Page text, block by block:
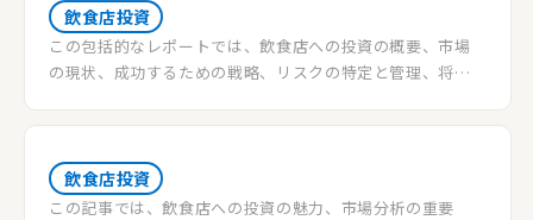
飲食店投資
この包括的なレポートでは、飲食店への投資の概要、市場
の現状、成功するための戦略、リスクの特定と管理、将来
功を収めるための重要情報を提供します。
飲食店投資
この記事では、飲食店への投資の魅力、市場分析の重要